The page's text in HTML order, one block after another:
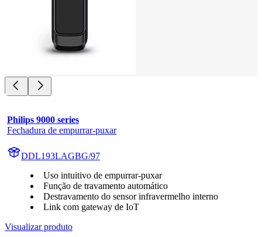
Philips 9000 series
Fechadura de empurrar-puxar
DDL193LAGBG/97
Uso intuitivo de empurrar-puxar
Função de travamento automático
Destravamento do sensor infravermelho interno
Link com gateway de IoT
Visualizar produto